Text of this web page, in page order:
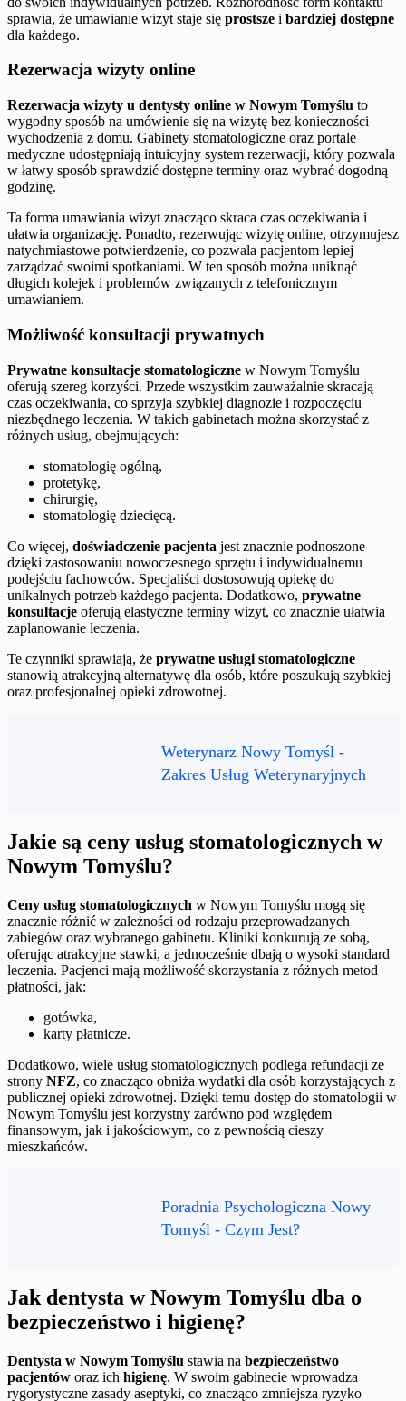
sprawia, że umawianie wizyt staje się prostsze i bardziej dostępne
dla każdego.
Rezerwacja wizyty online
Rezerwacja wizyty u dentysty online w Nowym Tomyślu to
wygodny sposób na umówienie się na wizytę bez konieczności
wychodzenia z domu. Gabinety stomatologiczne oraz portale
medyczne udostępniają intuicyjny system rezerwacji, który pozwala
w łatwy sposób sprawdzić dostępne terminy oraz wybrać dogodną
godzinę.
Ta forma umawiania wizyt znacząco skraca czas oczekiwania i
ułatwia organizację. Ponadto, rezerwując wizytę online, otrzymujesz
natychmiastowe potwierdzenie, co pozwala pacjentom lepiej
zarządzać swoimi spotkaniami. W ten sposób można uniknąć
długich kolejek i problemów związanych z telefonicznym
umawianiem.
Możliwość konsultacji prywatnych
Prywatne konsultacje stomatologiczne w Nowym Tomyślu
oferują szereg korzyści. Przede wszystkim zauważalnie skracają
czas oczekiwania, co sprzyja szybkiej diagnozie i rozpoczęciu
niezbędnego leczenia. W takich gabinetach można skorzystać z
różnych usług, obejmujących:
stomatologię ogólną,
protetykę,
chirurgię,
stomatologię dziecięcą.
Co więcej, doświadczenie pacjenta jest znacznie podnoszone
dzięki zastosowaniu nowoczesnego sprzętu i indywidualnemu
podejściu fachowców. Specjaliści dostosowują opiekę do
unikalnych potrzeb każdego pacjenta. Dodatkowo, prywatne
konsultacje oferują elastyczne terminy wizyt, co znacznie ułatwia
zaplanowanie leczenia.
Te czynniki sprawiają, że prywatne usługi stomatologiczne
stanowią atrakcyjną alternatywę dla osób, które poszukują szybkiej
oraz profesjonalnej opieki zdrowotnej.
Weterynarz Nowy Tomyśl -
Zakres Usług Weterynaryjnych
Jakie są ceny usług stomatologicznych w
Nowym Tomyślu?
Ceny usług stomatologicznych w Nowym Tomyślu mogą się
znacznie różnić w zależności od rodzaju przeprowadzanych
zabiegów oraz wybranego gabinetu. Kliniki konkurują ze sobą,
oferując atrakcyjne stawki, a jednocześnie dbają o wysoki standard
leczenia. Pacjenci mają możliwość skorzystania z różnych metod
płatności, jak:
gotówka,
karty płatnicze.
Dodatkowo, wiele usług stomatologicznych podlega refundacji ze
strony NFZ, co znacząco obniża wydatki dla osób korzystających z
publicznej opieki zdrowotnej. Dzięki temu dostęp do stomatologii w
Nowym Tomyślu jest korzystny zarówno pod względem
finansowym, jak i jakościowym, co z pewnością cieszy
mieszkańców.
Poradnia Psychologiczna Nowy
Tomyśl - Czym Jest?
Jak dentysta w Nowym Tomyślu dba o
bezpieczeństwo i higienę?
Dentysta w Nowym Tomyślu stawia na bezpieczeństwo
pacjentów oraz ich higienę. W swoim gabinecie wprowadza
rygorystyczne zasady aseptyki, co znacząco zmniejsza ryzyko